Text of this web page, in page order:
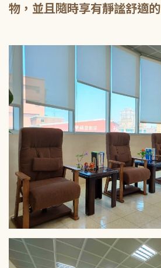
物，並且隨時享有靜謐舒適